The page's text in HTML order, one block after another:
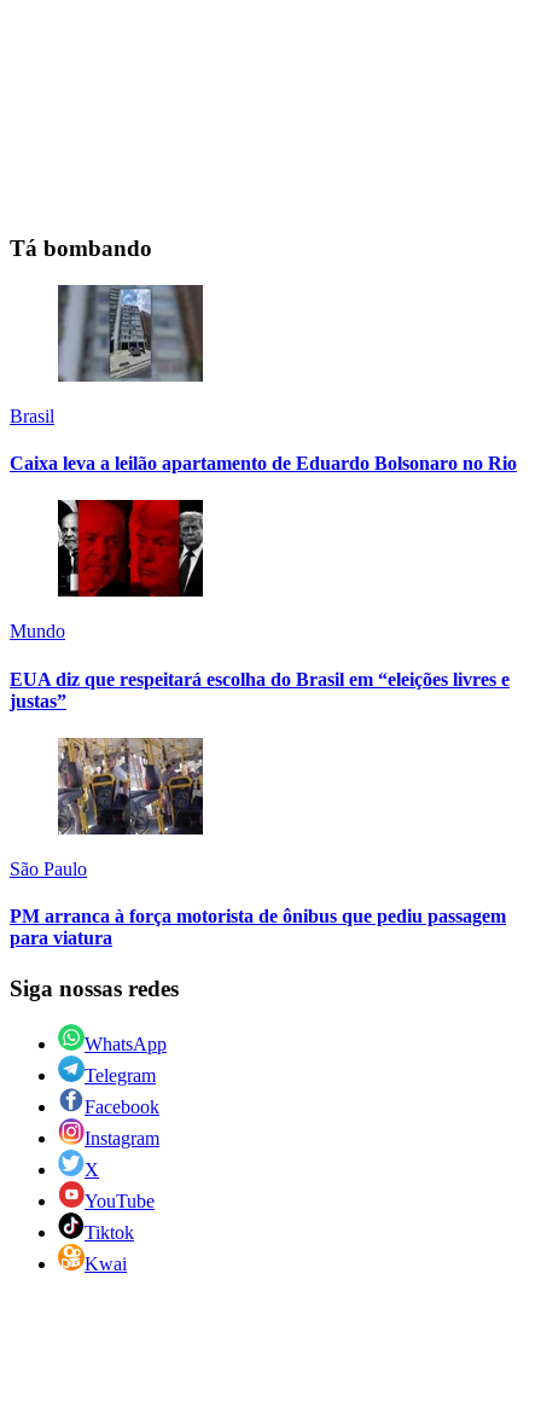
Tá bombando
Brasil
Caixa leva a leilão apartamento de Eduardo Bolsonaro no Rio
Mundo
EUA diz que respeitará escolha do Brasil em “eleições livres e
justas”
São Paulo
PM arranca à força motorista de ônibus que pediu passagem
para viatura
Siga nossas redes
WhatsApp
Telegram
Facebook
Instagram
X
YouTube
Tiktok
Kwai